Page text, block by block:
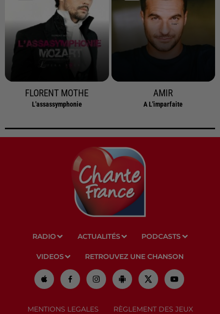
FLORENT MOTHE
L'assassymphonie
AMIR
A L'imparfaite
RADIO ACTUALITÉS PODCASTS
VIDEOS RETROUVEZ UNE CHANSON
MENTIONS LEGALES RÈGLEMENT DES JEUX